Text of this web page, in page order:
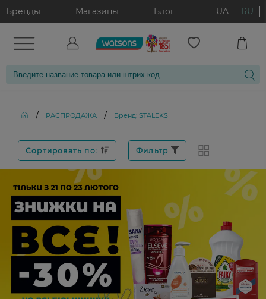
Бренды Магазины Блог UA RU
/ РАСПРОДАЖА / Бренд: STALEKS
Сортировать по: Фильтр